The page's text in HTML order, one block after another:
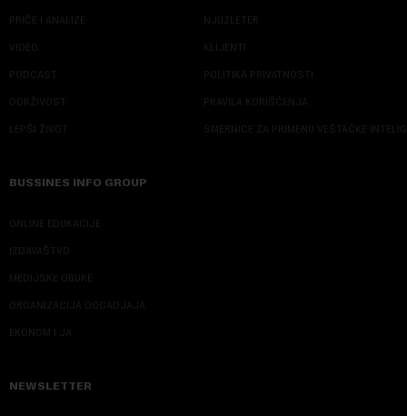
PRIČE I ANALIZE
VIDEO
PODCAST
ODRŽIVOST
LEPŠI ŽIVOT
NJUZLETER
KLIJENTI
POLITIKA PRIVATNOSTI
PRAVILA KORIŠĆENJA
SMERNICE ZA PRIMENU VEŠTAČKE
BUSSINES INFO GROUP
ONLINE EDUKACIJE
IZDAVAŠTVO
MEDIJSKE OBUKE
ORGANIZACIJA DOGADJAJA
EKONOM I JA
NEWSLETTER